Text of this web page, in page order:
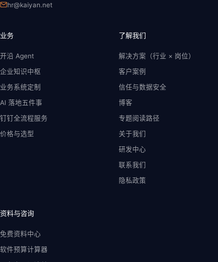
hr@kaiyan.net
业务
开沿 Agent
企业知识中枢
业务系统定制
AI 落地五件事
钉钉全流程服务
价格与选型
了解我们
解决方案（行业 × 岗位）
客户案例
信任与数据安全
博客
专题阅读路径
关于我们
研发中心
联系我们
隐私政策
资料与咨询
免费资料中心
软件预算计算器